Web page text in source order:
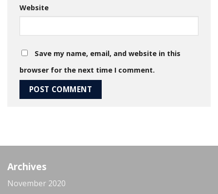
Website
Save my name, email, and website in this
browser for the next time I comment.
Archives
November 2020